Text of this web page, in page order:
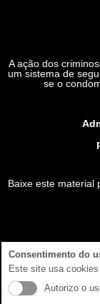
A ação dos
um sistema de
se o
Baixe este material
Consentimento do
Este site usa
Autorizo o